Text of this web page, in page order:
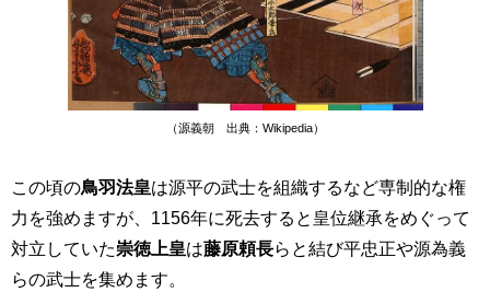
（源義朝 出典：Wikipedia）
この頃の鳥羽法皇は源平の武士を組織するなど専制的な権
力を強めますが、 1156年に死去すると皇位継承をめぐって
対立していた崇徳上皇は藤原頼長らと結び平忠正や源為義
らの武士を集めます。